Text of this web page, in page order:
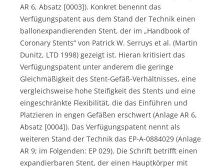
AR 6, Absatz [0003]). Konkret benennt das
Verfügungspatent aus dem Stand der Technik einen
ballonexpandierenden Stent, der im „Handbook of
Coronary Stents“ von Patrick W. Serruys et al. (Martin
Dunitz, LTD 1998) gezeigt ist. Hieran kritisiert das
Verfügungspatent unter anderem die geringe
Gleichmäßigkeit des Stent-Gefäß-Verhältnisses, eine
vergleichsweise hohe Steifigkeit des Stents und eine
eingeschränkte Flexibilität, die das Einführen und
Platzieren in engen Gefäßen erschwert (Anlage AR 6,
Absatz [0004]). Das Verfügungspatent nennt als
weiteren Stand der Technik das EP-A-0884029 (Anlage
AR 9; im Folgenden: EP 029). Die Schrift betrifft einen
expandierbaren Stent, der einen Hauptkörper mit